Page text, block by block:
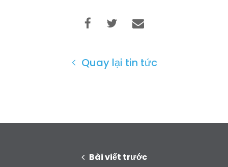
Quay lại tin tức
Bài viết trước